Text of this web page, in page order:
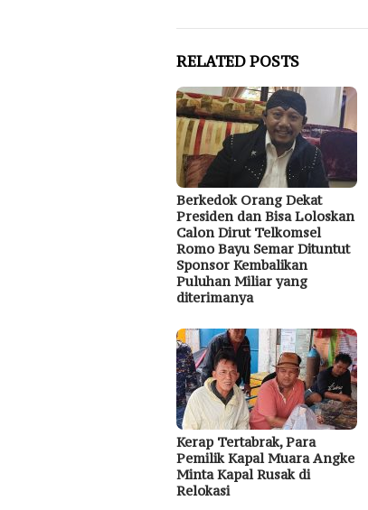
RELATED POSTS
Berkedok Orang Dekat
Presiden dan Bisa Loloskan
Calon Dirut Telkomsel
Romo Bayu Semar Dituntut
Sponsor Kembalikan
Puluhan Miliar yang
diterimanya
Kerap Tertabrak, Para
Pemilik Kapal Muara Angke
Minta Kapal Rusak di
Relokasi